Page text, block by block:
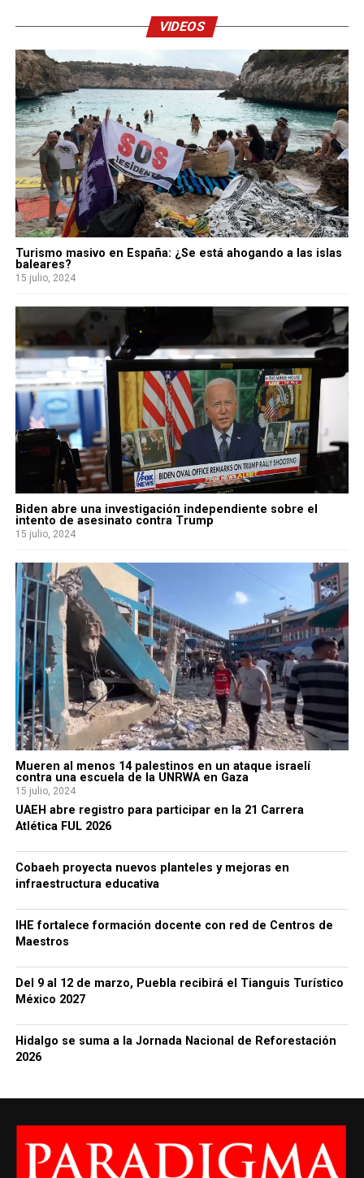
VIDEOS
Turismo masivo en España: ¿Se está ahogando a las islas
baleares?
15 julio, 2024
Biden abre una investigación independiente sobre el
intento de asesinato contra Trump
15 julio, 2024
Mueren al menos 14 palestinos en un ataque israelí
contra una escuela de la UNRWA en Gaza
15 julio, 2024
UAEH abre registro para participar en la 21 Carrera
Atlética FUL 2026
Cobaeh proyecta nuevos planteles y mejoras en
infraestructura educativa
IHE fortalece formación docente con red de Centros de
Maestros
Del 9 al 12 de marzo, Puebla recibirá el Tianguis Turístico
México 2027
Hidalgo se suma a la Jornada Nacional de Reforestación
2026